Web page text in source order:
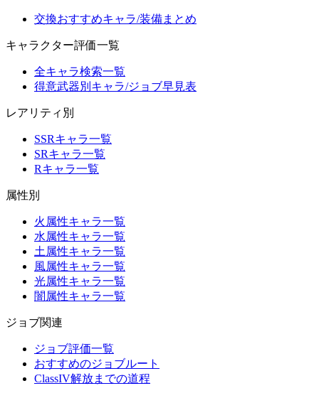
交換おすすめキャラ/装備まとめ
キャラクター評価一覧
全キャラ検索一覧
得意武器別キャラ/ジョブ早見表
レアリティ別
SSRキャラ一覧
SRキャラ一覧
Rキャラ一覧
属性別
火属性キャラ一覧
水属性キャラ一覧
土属性キャラ一覧
風属性キャラ一覧
光属性キャラ一覧
闇属性キャラ一覧
ジョブ関連
ジョブ評価一覧
おすすめのジョブルート
ClassIV解放までの道程